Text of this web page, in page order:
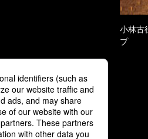
小林古
プ